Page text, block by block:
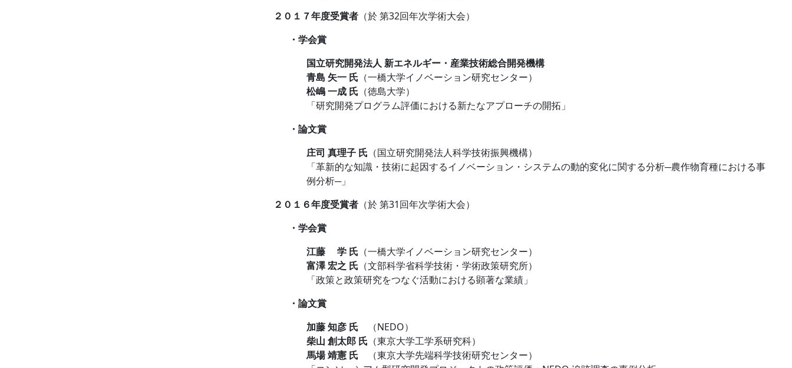
２０１７年度受賞者 （於 第32回年次学術大会）
・学会賞
国立研究開発法人 新エネルギー・産業技術総合開発機構
青島 矢一 氏 （一橋大学イノベーション研究センター）
松嶋 一成 氏 （徳島大学）
「研究開発プログラム評価における新たなアプローチの開拓」
・論文賞
庄司 真理子 氏 （国立研究開発法人科学技術振興機構）
「革新的な知識・技術に起因するイノベーション・システムの動的変化に関する分析─農作物育種における事
例分析─」
２０１６年度受賞者 （於 第31回年次学術大会）
・学会賞
江藤 学 氏 （一橋大学イノベーション研究センター）
富澤 宏之 氏 （文部科学省科学技術・学術政策研究所）
「政策と政策研究をつなぐ活動における顕著な業績」
・論文賞
加藤 知彦 氏
（NEDO）
柴山 創太郎 氏 （東京大学工学系研究科）
馬場 靖憲 氏
（東京大学先端科学技術研究センター）